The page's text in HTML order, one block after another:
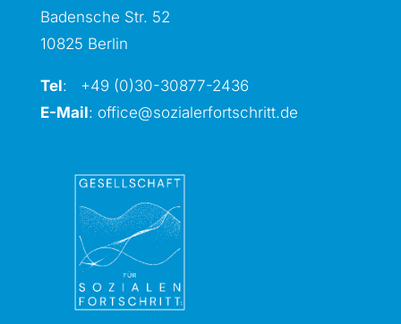
Badensche Str. 52
10825 Berlin
Tel: +49 (0)30-30877-2436
E-Mail: office@sozialerfortschritt.de